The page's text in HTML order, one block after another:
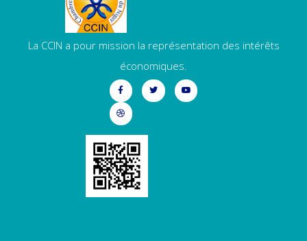
La CCIN a pour mission la représentation des intérêts
économiques.